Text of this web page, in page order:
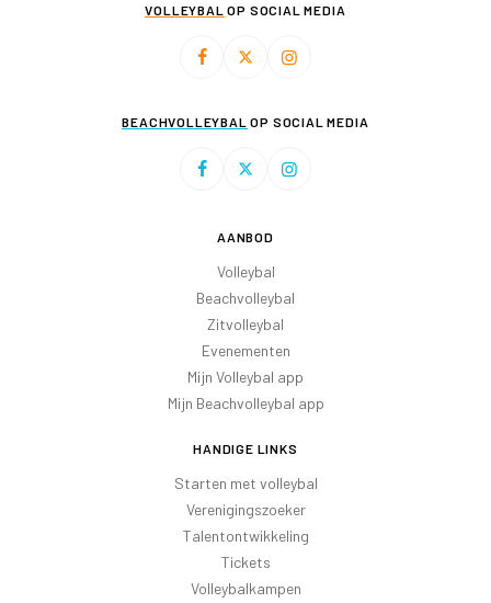
VOLLEYBAL OP SOCIAL MEDIA
BEACHVOLLEYBAL OP SOCIAL MEDIA
AANBOD
Volleybal
Beachvolleybal
Zitvolleybal
Evenementen
Mijn Volleybal app
Mijn Beachvolleybal app
HANDIGE LINKS
Starten met volleybal
Verenigingszoeker
Talentontwikkeling
Tickets
Volleybalkampen